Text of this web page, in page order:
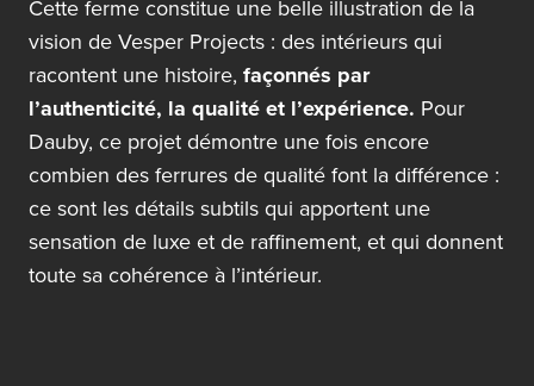
Cette ferme constitue une belle illustration de la
vision de Vesper Projects : des intérieurs qui
racontent une histoire, façonnés par
l’authenticité, la qualité et l’expérience. Pour
Dauby, ce projet démontre une fois encore
combien des ferrures de qualité font la différence :
ce sont les détails subtils qui apportent une
sensation de luxe et de raffinement, et qui donnent
toute sa cohérence à l’intérieur.